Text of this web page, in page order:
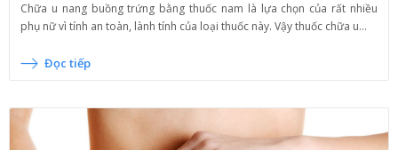
Chữa u nang buồng trứng bằng thuốc nam là lựa chọn của rất nhiều
phụ nữ vì tính an toàn, lành tính của loại thuốc này. Vậy thuốc chữa u...
Đọc tiếp